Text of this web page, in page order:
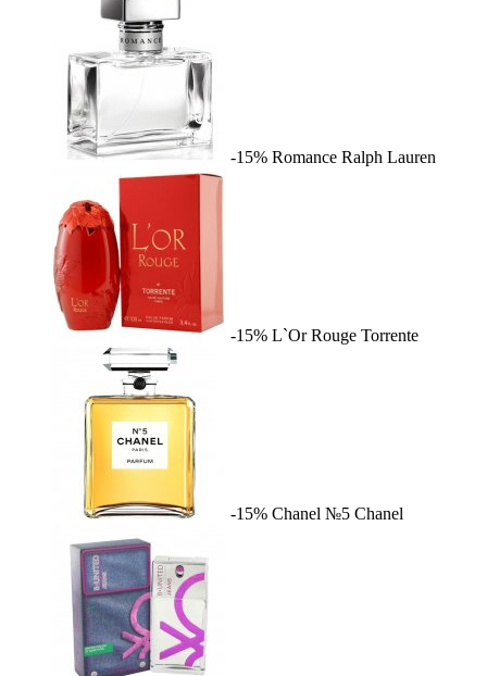
-15% Romance Ralph Lauren
-15% L`Or Rouge Torrente
-15% Chanel №5 Chanel